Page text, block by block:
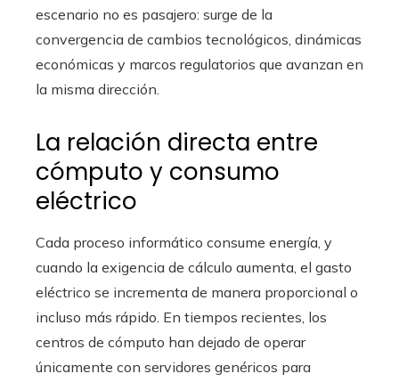
escenario no es pasajero: surge de la
convergencia de cambios tecnológicos, dinámicas
económicas y marcos regulatorios que avanzan en
la misma dirección.
La relación directa entre
cómputo y consumo
eléctrico
Cada proceso informático consume energía, y
cuando la exigencia de cálculo aumenta, el gasto
eléctrico se incrementa de manera proporcional o
incluso más rápido. En tiempos recientes, los
centros de cómputo han dejado de operar
únicamente con servidores genéricos para